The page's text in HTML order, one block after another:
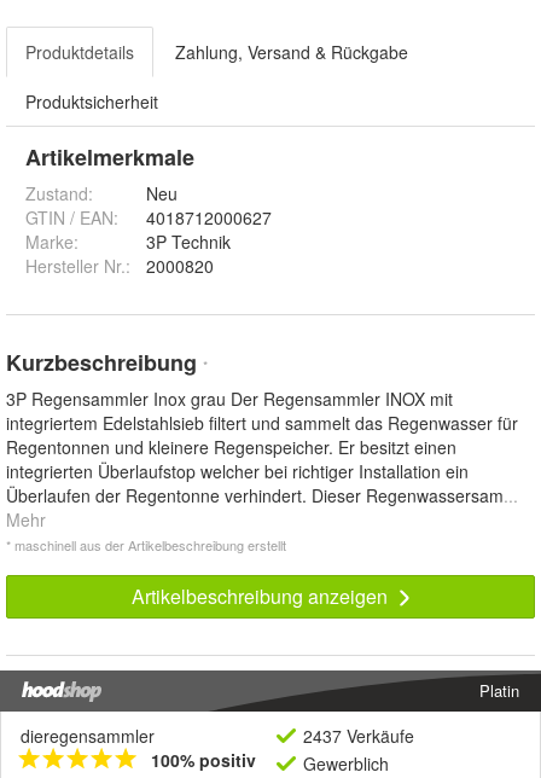
Produktdetails Zahlung, Versand & Rückgabe
Produktsicherheit
Artikelmerkmale
Zustand:
Neu
GTIN / EAN:
4018712000627
Marke:
3P Technik
Hersteller Nr.:
2000820
Kurzbeschreibung *
3P Regensammler Inox grau Der Regensammler INOX mit
integriertem Edelstahlsieb filtert und sammelt das Regenwasser für
Regentonnen und kleinere Regenspeicher. Er besitzt einen
integrierten Überlaufstop welcher bei richtiger Installation ein
Überlaufen der Regentonne verhindert. Dieser Regenwassersam...
Mehr
* maschinell aus der Artikelbeschreibung erstellt
Artikelbeschreibung anzeigen
Platin
dieregensammler
100% positiv
2437 Verkäufe
Gewerblich